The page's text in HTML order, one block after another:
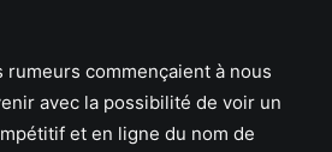
rumeurs commençaient à nous
avec la possibilité de voir un
et en ligne du nom de